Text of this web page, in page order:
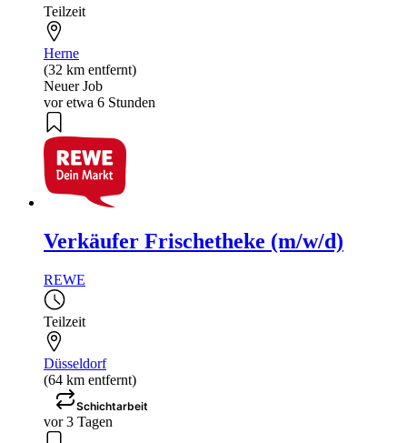
Teilzeit
Herne
(32 km entfernt)
Neuer Job
vor etwa 6 Stunden
Verkäufer Frischetheke (m/w/d)
REWE
Teilzeit
Düsseldorf
(64 km entfernt)
Schichtarbeit
vor 3 Tagen